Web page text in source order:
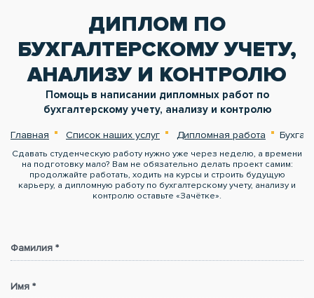
ДИПЛОМ ПО
БУХГАЛТЕРСКОМУ УЧЕТУ,
АНАЛИЗУ И КОНТРОЛЮ
Помощь в написании дипломных работ по
бухгалтерскому учету, анализу и контролю
Главная Список наших услуг Дипломная работа
Сдавать студенческую работу нужно уже через неделю, а времени
на подготовку мало? Вам не обязательно делать проект самим:
продолжайте работать, ходить на курсы и строить будущую
карьеру, а дипломную работу по бухгалтерскому учету, анализу и
контролю оставьте «Зачётке».
Фамилия *
Имя *